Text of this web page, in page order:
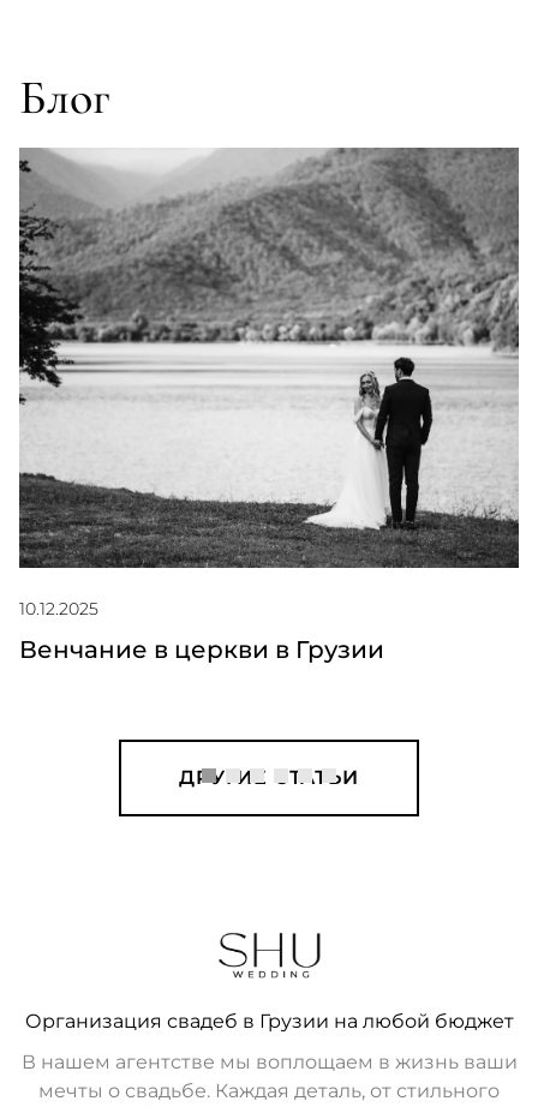
Блог
ДРУГИЕ СТАТЬИ
10.12.2025
Венчание в церкви в Грузии
Организация свадеб в Грузии на любой бюджет
В нашем агентстве мы воплощаем в жизнь ваши
мечты о свадьбе. Каждая деталь, от стильного